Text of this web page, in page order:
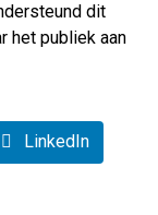
dit
het publiek aan
LinkedIn